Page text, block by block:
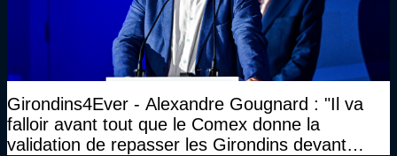
Girondins4Ever - Alexandre Gougnard : "Il va
falloir avant tout que le Comex donne la
validation de repasser les Girondins devant